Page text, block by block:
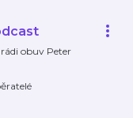
obuv Peter